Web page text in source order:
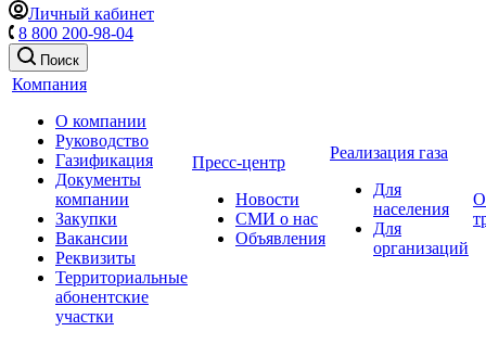
Личный кабинет
8 800 200-98-04
Поиск
Компания
О компании
Руководство
Газификация
Документы
компании
Закупки
Вакансии
Реквизиты
Территориальные
абонентские
участки
Пресс-центр
Новости
СМИ о нас
Объявления
Реализация газа
Для
населения
Для
организаций